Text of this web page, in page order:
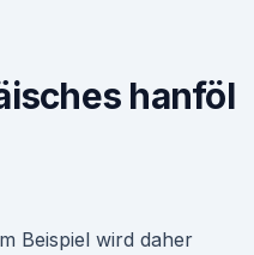
hanföl
Beispiel wird daher